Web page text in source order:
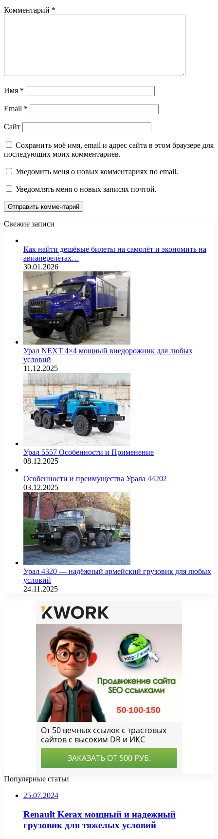
Комментарий *
Имя *
Email *
Сайт
Сохранить моё имя, email и адрес сайта в этом браузере для
последующих моих комментариев.
Уведомить меня о новых комментариях по email.
Уведомлять меня о новых записях почтой.
Свежие записи
Как найти дешёвые билеты на самолёт и экономить на
авиаперелётах…
30.01.2026
Урал NEXT 4×4 мощный внедорожник для любых
условий
11.12.2025
Урал 5557 Особенности и Применение
08.12.2025
Особенности и преимущества Урала 44202
03.12.2025
Урал 4320 — надёжный армейский грузовик для любых
условий
24.11.2025
Популярные статьи
25.07.2024
Renault Kerax мощный и надежный
грузовик для тяжелых условий